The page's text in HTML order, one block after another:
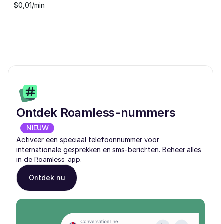
$0,01/min
Ontdek Roamless-nummers
NIEUW
Activeer een speciaal telefoonnummer voor
internationale gesprekken en sms-berichten. Beheer alles
in de Roamless-app.
Ontdek nu